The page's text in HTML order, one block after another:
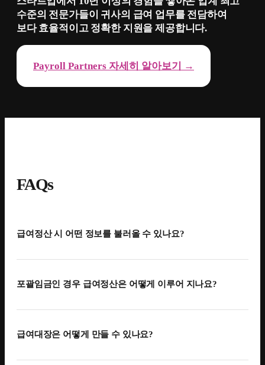
수준의 전문가들이 귀사의 급여 업무를 전담하여
보다 효율적이고 정확한 지원을 제공합니다.
Payroll Partners 자세히 알아보기 →
FAQs
급여정산 시 어떤 정보를 불러올 수 있나요?
flex에 있는 정보는 정산 시 별도로 입력하거나 취합하지
초과근무수당, 원천세, 사회보험료를 법에 맞게 계산하게
포괄임금인 경우 급여정산은 어떻게 이루어 지나요?
시간을 입력해 놓으면 flex에서 자동으로 시간을 산정하여
시간에 따라 자동으로 포괄임금을 산정해 줍니다. 또한,
급여대장은 어떻게 만들 수 있나요?